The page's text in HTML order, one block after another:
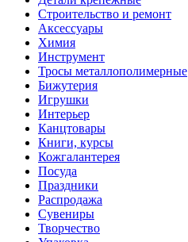
Строительство и ремонт
Аксессуары
Химия
Инструмент
Тросы металлополимерные
Бижутерия
Игрушки
Интерьер
Канцтовары
Книги, курсы
Кожгалантерея
Посуда
Праздники
Распродажа
Сувениры
Творчество